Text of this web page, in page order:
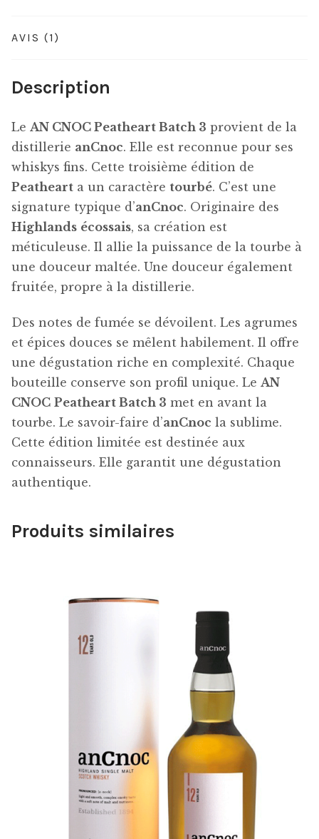
AVIS (1)
Description
Le AN CNOC Peatheart Batch 3 provient de la
distillerie anCnoc. Elle est reconnue pour ses
whiskys fins. Cette troisième édition de
Peatheart a un caractère tourbé. C’est une
signature typique d’anCnoc. Originaire des
Highlands écossais, sa création est
méticuleuse. Il allie la puissance de la tourbe à
une douceur maltée. Une douceur également
fruitée, propre à la distillerie.
Des notes de fumée se dévoilent. Les agrumes
et épices douces se mêlent habilement. Il offre
une dégustation riche en complexité. Chaque
bouteille conserve son profil unique. Le AN
CNOC Peatheart Batch 3 met en avant la
tourbe. Le savoir-faire d’anCnoc la sublime.
Cette édition limitée est destinée aux
connaisseurs. Elle garantit une dégustation
authentique.
Produits similaires